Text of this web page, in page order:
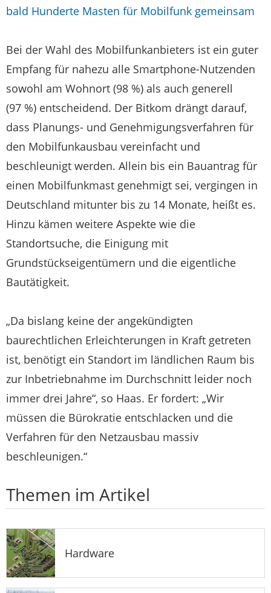
bald Hunderte Masten für Mobilfunk gemeinsam
Bei der Wahl des Mobilfunkanbieters ist ein guter
Empfang für nahezu alle Smartphone-Nutzenden
sowohl am Wohnort (98 %) als auch generell
(97 %) entscheidend. Der Bitkom drängt darauf,
dass Planungs- und Genehmigungsverfahren für
den Mobilfunkausbau vereinfacht und
beschleunigt werden. Allein bis ein Bauantrag für
einen Mobilfunkmast genehmigt sei, vergingen in
Deutschland mitunter bis zu 14 Monate, heißt es.
Hinzu kämen weitere Aspekte wie die
Standortsuche, die Einigung mit
Grundstückseigentümern und die eigentliche
Bautätigkeit.
„Da bislang keine der angekündigten
baurechtlichen Erleichterungen in Kraft getreten
ist, benötigt ein Standort im ländlichen Raum bis
zur Inbetriebnahme im Durchschnitt leider noch
immer drei Jahre“, so Haas. Er fordert: „Wir
müssen die Bürokratie entschlacken und die
Verfahren für den Netzausbau massiv
beschleunigen.“
Themen im Artikel
Hardware